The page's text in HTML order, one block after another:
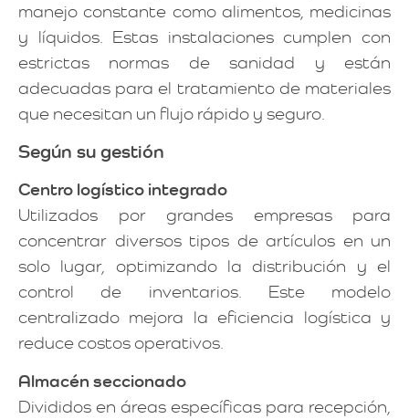
manejo constante como alimentos, medicinas
y líquidos. Estas instalaciones cumplen con
estrictas normas de sanidad y están
adecuadas para el tratamiento de materiales
que necesitan un flujo rápido y seguro.
Según su gestión
Centro logístico integrado
Utilizados por grandes empresas para
concentrar diversos tipos de artículos en un
solo lugar, optimizando la distribución y el
control de inventarios. Este modelo
centralizado mejora la eficiencia logística y
reduce costos operativos.
Almacén seccionado
Divididos en áreas específicas para recepción,